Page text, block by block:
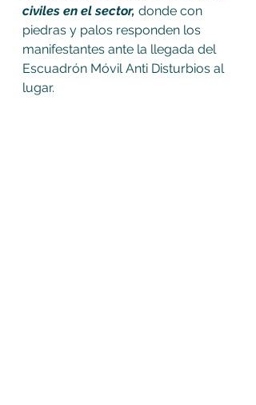
civiles en el sector, donde con
piedras y palos responden los
manifestantes ante la llegada del
Escuadrón Móvil Anti Disturbios al
lugar.